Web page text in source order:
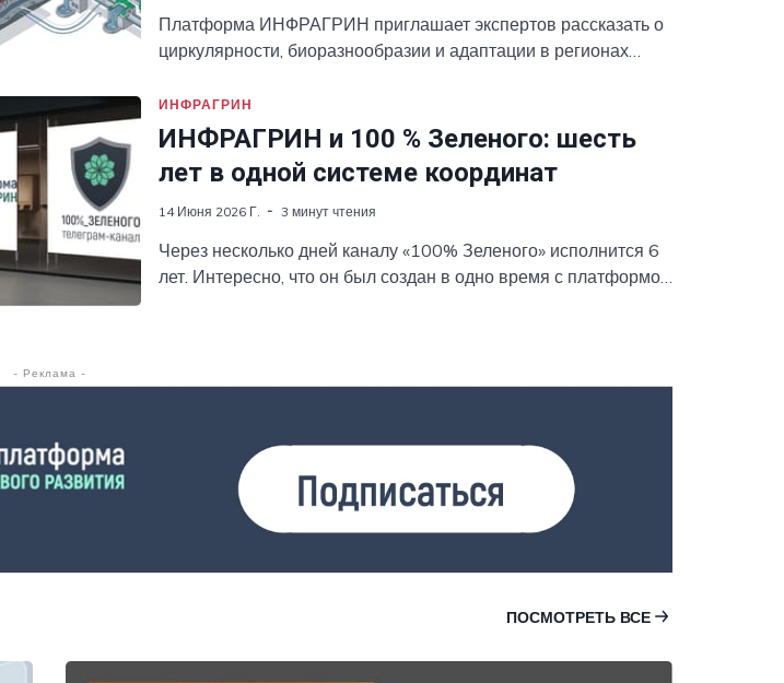
Платформа ИНФРАГРИН приглашает экспертов рассказать о
циркулярности, биоразнообразии и адаптации в регионах
ИНФРАГРИН
ИНФРАГРИН и 100 % Зеленого: шесть
лет в одной системе координат
14 Июня 2026 Г. 3 минут чтения
Через несколько дней каналу «100% Зеленого» исполнится 6
лет. Интересно, что он был создан в одно время с платформой
- Реклама -
ПОСМОТРЕТЬ ВСЕ